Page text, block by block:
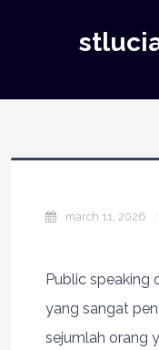
march 11, 2026
Public speaking
yang sangat
sejumlah orang